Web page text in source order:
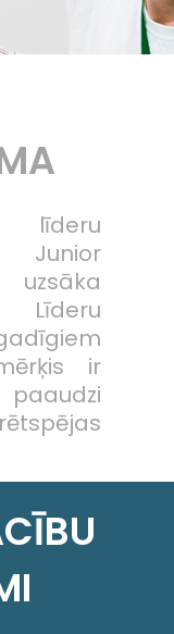
līderu
Junior
uzsāka
ir